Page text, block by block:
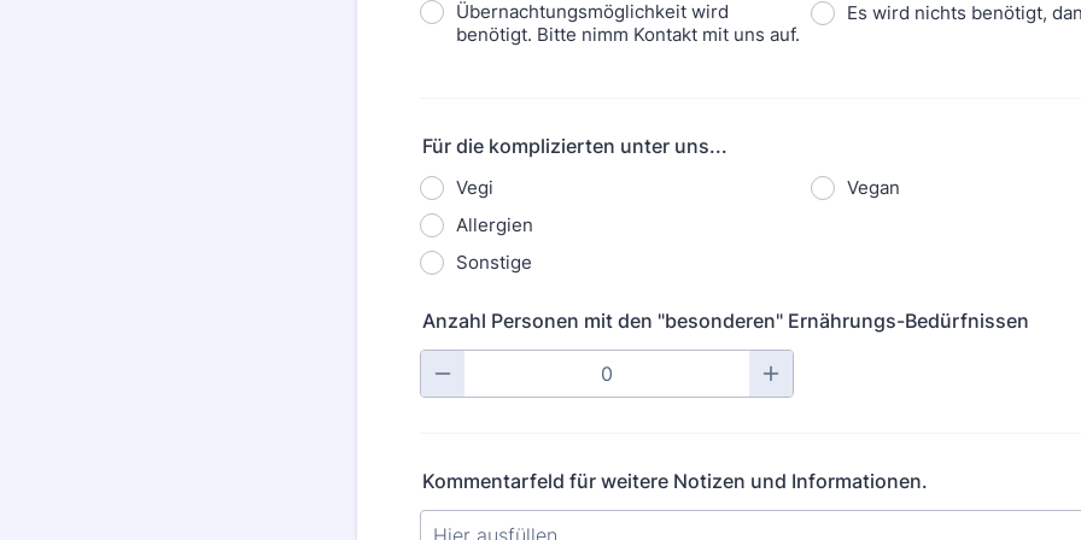
Übernachtungsmöglichkeit wird
benötigt. Bitte nimm Kontakt mit uns auf.
Es wird nichts benötigt,
Für die komplizierten unter uns...
Vegi
Vegan
Allergien
Sonstige
Anzahl Personen mit den "besonderen" Ernährungs-Bedürfnissen
Kommentarfeld für weitere Notizen und Informationen.